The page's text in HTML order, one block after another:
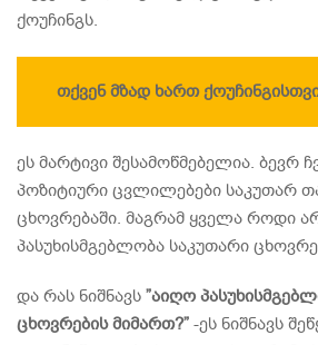
ქოუჩინგს.
თქვენ მზად ხართ
ეს მარტივი შესამოწმებელია. ბევრ
პოზიტიური ცვლილებები საკუთარ
ცხოვრებაში. მაგრამ ყველა როდი
პასუხისმგებლობა საკუთარი
და რას ნიშნავს ”აიღო
ცხოვრების მიმართ?” -ეს ნიშნავს